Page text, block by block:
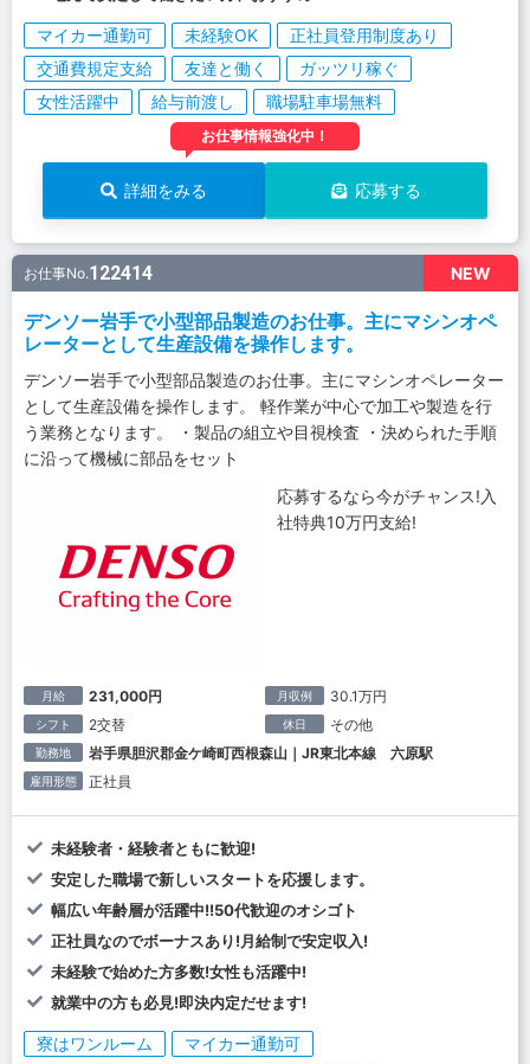
マイカー通勤可 未経験OK
正社員登用制度あり
交通費規定支給
友達と働く
ガッツリ稼ぐ
女性活躍中
給与前渡し 職場駐車場無料
お仕事情報強化中！
詳細をみる 応募する
NEW
お仕事No.122414
デンソー岩手で小型部品製造のお仕事。主にマシンオペ
レーターとして生産設備を操作します。
デンソー岩手で小型部品製造のお仕事。主にマシンオペレーター
として生産設備を操作します。 軽作業が中心で加工や製造を行
う業務となります。 ・製品の組立や目視検査 ・決められた手順
に沿って機械に部品をセット
応募するなら今がチャンス!入
社特典10万円支給!
月給 231,000円 月収例 30.1万円
シフト 2交替 休日 その他
勤務地 岩手県胆沢郡金ケ崎町西根森山｜JR東北本線 六原駅
雇用形態 正社員
未経験者・経験者ともに歓迎!
安定した職場で新しいスタートを応援します。
幅広い年齢層が活躍中!!50代歓迎のオシゴト
正社員なのでボーナスあり!月給制で安定収入!
未経験で始めた方多数!女性も活躍中!
就業中の方も必見!即決内定だせます!
寮はワンルーム
マイカー通勤可